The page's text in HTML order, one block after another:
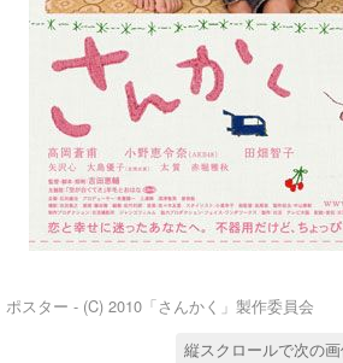
ポスター - (C) 2010「さんかく」製作委員会
縦スクロールで次の